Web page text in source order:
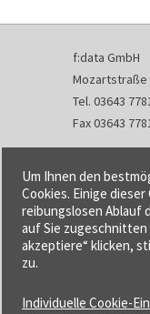
f:data GmbH
Mozartstraße
Tel. 03643
Fax 03643
info@fdata.de
Kontakt
Impressum
Cookie-
Um Ihnen den
Cookies. Einige
reibungslosen Ablauf
auf Sie zugeschnitten
akzeptiere“ klicken,
zu.
Individuelle Cookie-